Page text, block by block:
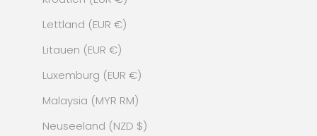
Lettland (EUR €)
Litauen (EUR €)
Luxemburg (EUR €)
Malaysia (MYR RM)
Neuseeland (NZD $)